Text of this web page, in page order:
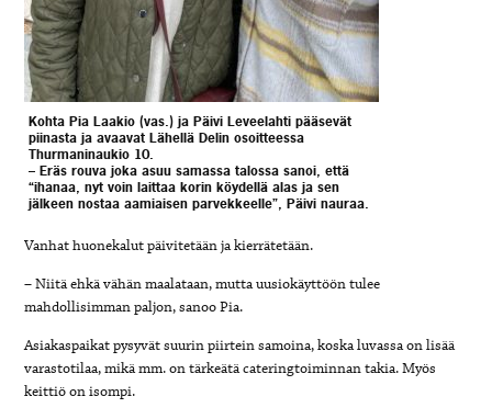
Kohta Pia Laakio (vas.) ja Päivi Leveelahti pääsevät
piinasta ja avaavat Lähellä Delin osoitteessa
Thurmaninaukio 10.
– Eräs rouva joka asuu samassa talossa sanoi, että
“ihanaa, nyt voin laittaa korin köydellä alas ja sen
jälkeen nostaa aamiaisen parvekkeelle”, Päivi nauraa.
Vanhat huonekalut päivitetään ja kierrätetään.
– Niitä ehkä vähän maalataan, mutta uusiokäyttöön tulee
mahdollisimman paljon, sanoo Pia.
Asiakaspaikat pysyvät suurin piirtein samoina, koska luvassa on lisää
varastotilaa, mikä mm. on tärkeätä cateringtoiminnan takia. Myös
keittiö on isompi.